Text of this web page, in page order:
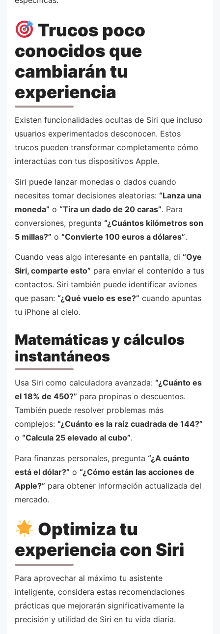
Trucos poco
conocidos que
cambiarán tu
experiencia
Existen funcionalidades ocultas de Siri que incluso
usuarios experimentados desconocen. Estos
trucos pueden transformar completamente cómo
interactúas con tus dispositivos Apple.
Siri puede lanzar monedas o dados cuando
necesites tomar decisiones aleatorias: “Lanza una
moneda” o “Tira un dado de 20 caras”. Para
conversiones, pregunta “¿Cuántos kilómetros son
5 millas?” o “Convierte 100 euros a dólares”.
Cuando veas algo interesante en pantalla, di “Oye
Siri, comparte esto” para enviar el contenido a tus
contactos. Siri también puede identificar aviones
que pasan: “¿Qué vuelo es ese?” cuando apuntas
tu iPhone al cielo.
Matemáticas y cálculos
instantáneos
Usa Siri como calculadora avanzada: “¿Cuánto es
el 18% de 450?” para propinas o descuentos.
También puede resolver problemas más
complejos: “¿Cuánto es la raíz cuadrada de 144?”
o “Calcula 25 elevado al cubo”.
Para finanzas personales, pregunta “¿A cuánto
está el dólar?” o “¿Cómo están las acciones de
Apple?” para obtener información actualizada del
mercado.
Optimiza tu
experiencia con Siri
Para aprovechar al máximo tu asistente
inteligente, considera estas recomendaciones
prácticas que mejorarán significativamente la
precisión y utilidad de Siri en tu vida diaria.